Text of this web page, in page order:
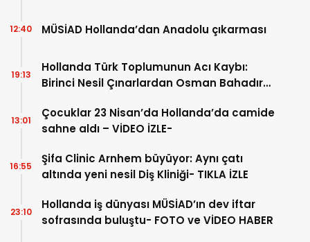
MÜSİAD Hollanda’dan Anadolu çıkarması
12:40
Hollanda Türk Toplumunun Acı Kaybı:
Birinci Nesil Çınarlardan Osman Bahadır
19:13
Çocuklar 23 Nisan’da Hollanda’da camide
sahne aldı – VİDEO İZLE-
13:01
Şifa Clinic Arnhem büyüyor: Aynı çatı
altında yeni nesil Diş Kliniği- TIKLA İZLE
16:55
Hollanda iş dünyası MÜSİAD’ın dev iftar
sofrasında buluştu- FOTO ve VİDEO HABER
23:10